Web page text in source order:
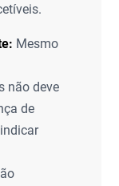
Mesmo
não deve
de